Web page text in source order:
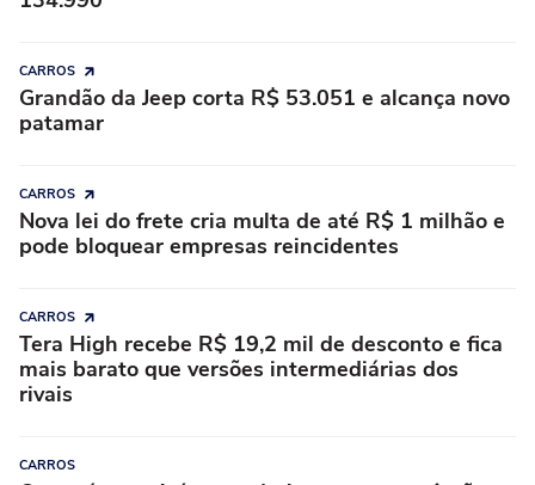
CARROS
Grandão da Jeep corta R$ 53.051 e alcança novo
patamar
CARROS
Nova lei do frete cria multa de até R$ 1 milhão e
pode bloquear empresas reincidentes
CARROS
Tera High recebe R$ 19,2 mil de desconto e fica
mais barato que versões intermediárias dos
rivais
CARROS